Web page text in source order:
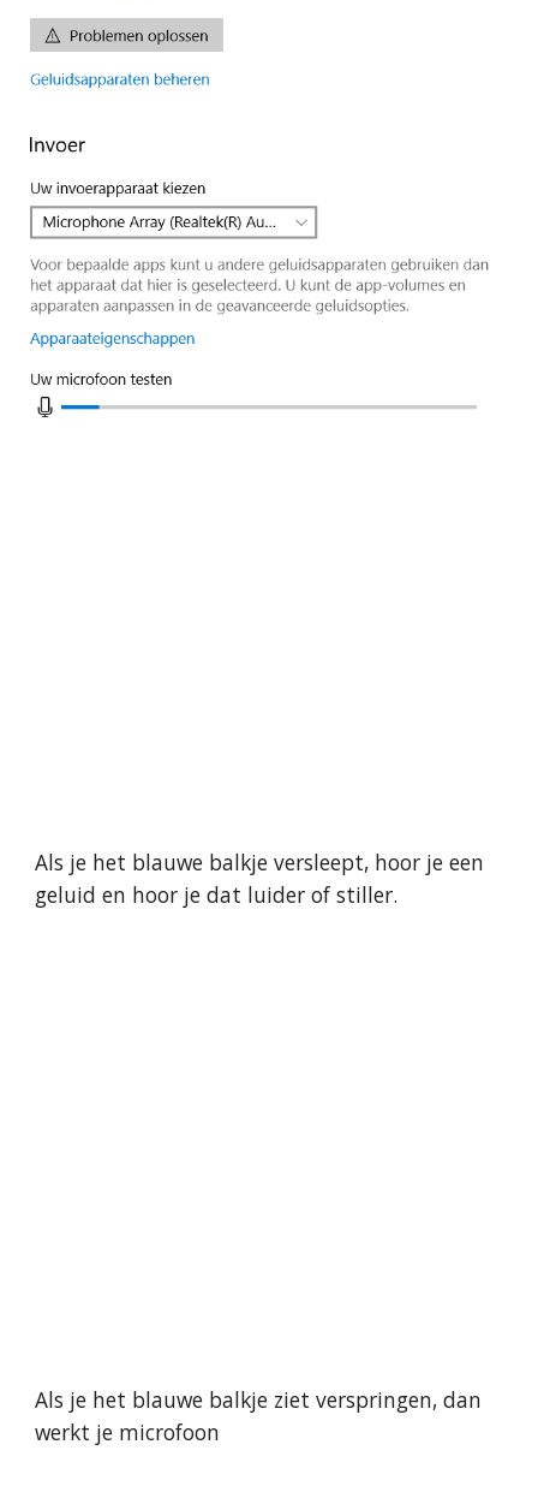
Als je het blauwe balkje versleept, hoor je een
geluid en hoor je dat luider of stiller.
Als je het blauwe balkje ziet verspringen, dan
werkt je microfoon